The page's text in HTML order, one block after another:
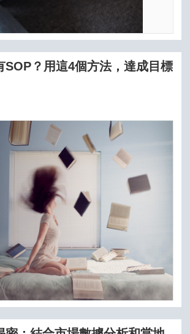
SOP？用這4個方法，達成目標